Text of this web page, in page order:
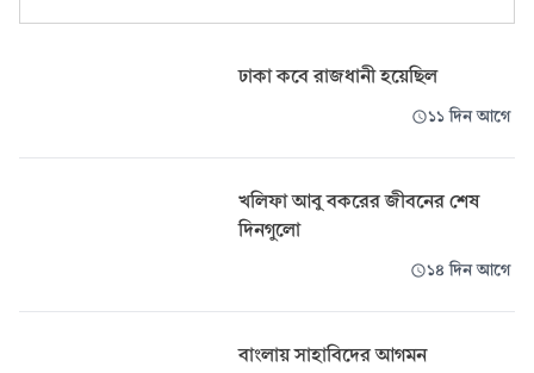
ঢাকা কবে রাজধানী হয়েছিল
১১ দিন আগে
খলিফা আবু বকরের জীবনের শেষ
দিনগুলো
১৪ দিন আগে
বাংলায় সাহাবিদের আগমন